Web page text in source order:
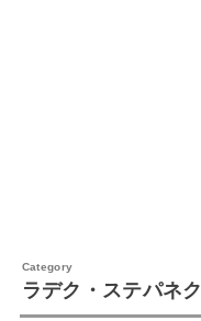
ラデク・ステパネク